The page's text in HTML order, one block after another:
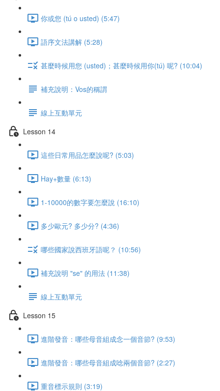
你或您 (tú o usted) (5:47)
語序文法講解 (5:28)
甚麼時候用您 (usted)；甚麼時候用你(tú) 呢? (10:04)
補充說明：Vos的稱謂
線上互動單元
Lesson 14
這些日常用品怎麼說呢? (5:03)
Hay+數量 (6:13)
1-10000的數字要怎麼說 (16:10)
多少歐元? 多少分? (4:36)
哪些國家說西班牙語呢？ (10:56)
補充說明 "se" 的用法 (11:38)
線上互動單元
Lesson 15
進階發音：哪些母音組成念一個音節? (9:53)
進階發音：哪些母音組成唸兩個音節? (2:27)
重音標示規則 (3:19)